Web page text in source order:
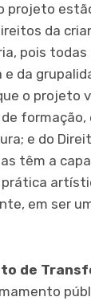
projeto
da
pois todas
da
o projeto
formação,
e do
têm a
prática
em ser
de